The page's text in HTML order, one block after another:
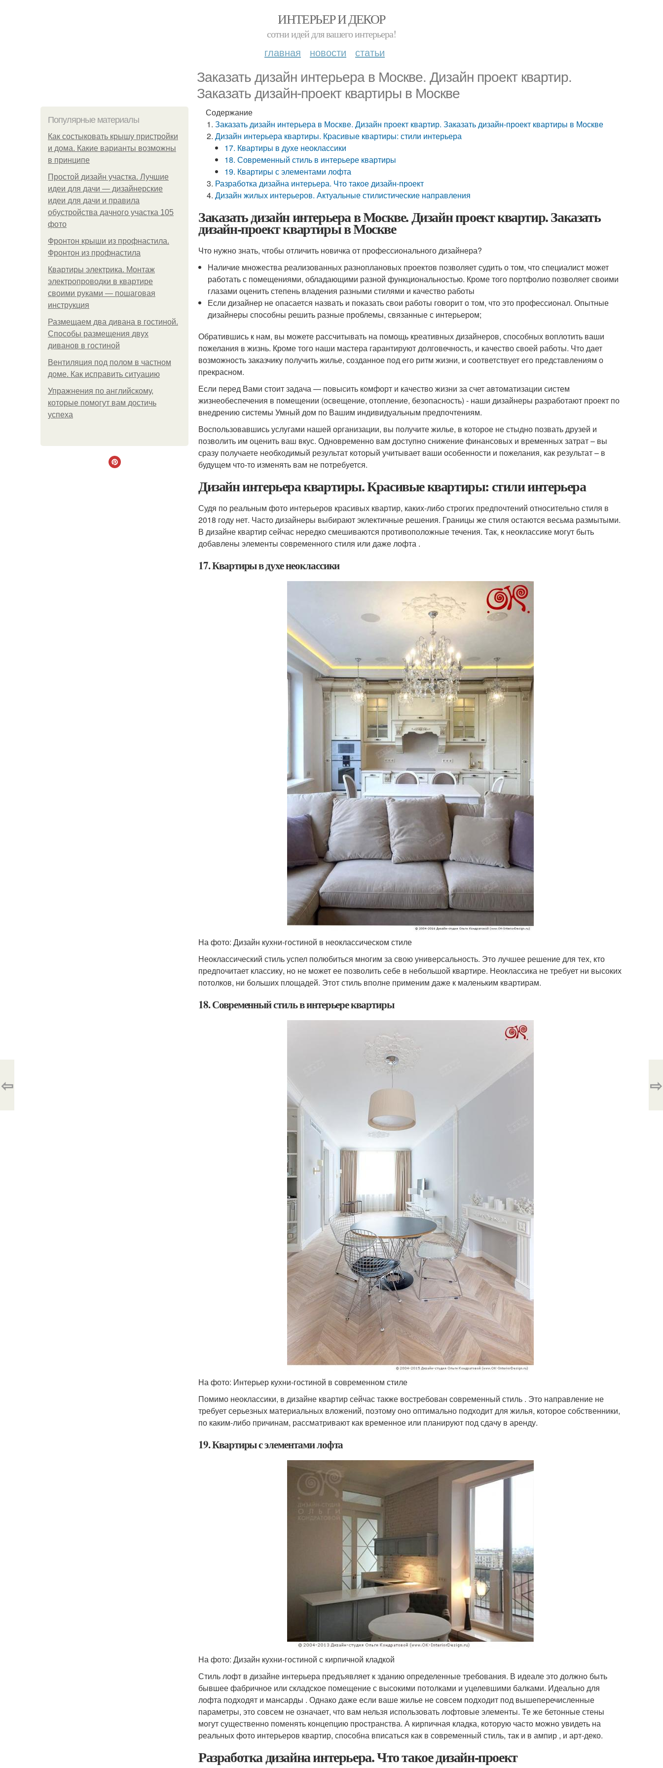
ИНТЕРЬЕР И ДЕКОР
сотни идей для вашего интерьера!
главная новости статьи
Заказать дизайн интерьера в Москве. Дизайн проект квартир.
Заказать дизайн-проект квартиры в Москве
Популярные материалы
Как состыковать крышу пристройки
и дома. Какие варианты возможны
в принципе
Простой дизайн участка. Лучшие
идеи для дачи — дизайнерские
идеи для дачи и правила
обустройства дачного участка 105
фото
Фронтон крыши из профнастила.
Фронтон из профнастила
Квартиры электрика. Монтаж
электропроводки в квартире
своими руками — пошаговая
инструкция
Размещаем два дивана в гостиной.
Способы размещения двух
диванов в гостиной
Вентиляция под полом в частном
доме. Как исправить ситуацию
Упражнения по английскому,
которые помогут вам достичь
успеха
Содержание
Заказать дизайн интерьера в Москве. Дизайн проект квартир. Заказать дизайн-проект квартиры в Москве
Дизайн интерьера квартиры. Красивые квартиры: стили интерьера
17. Квартиры в духе неоклассики
18. Современный стиль в интерьере квартиры
19. Квартиры с элементами лофта
Разработка дизайна интерьера. Что такое дизайн-проект
Дизайн жилых интерьеров. Актуальные стилистические направления
Заказать дизайн интерьера в Москве. Дизайн проект квартир. Заказать
дизайн-проект квартиры в Москве
Что нужно знать, чтобы отличить новичка от профессионального дизайнера?
Наличие множества реализованных разноплановых проектов позволяет судить о том, что специалист может
работать с помещениями, обладающими разной функциональностью. Кроме того портфолио позволяет своими
глазами оценить степень владения разными стилями и качество работы
Если дизайнер не опасается назвать и показать свои работы говорит о том, что это профессионал. Опытные
дизайнеры способны решить разные проблемы, связанные с интерьером;
Обратившись к нам, вы можете рассчитывать на помощь креативных дизайнеров, способных воплотить ваши
пожелания в жизнь. Кроме того наши мастера гарантируют долговечность, и качество своей работы. Что дает
возможность заказчику получить жилье, созданное под его ритм жизни, и соответствует его представлениям о
прекрасном.
Если перед Вами стоит задача — повысить комфорт и качество жизни за счет автоматизации систем
жизнеобеспечения в помещении (освещение, отопление, безопасность) - наши дизайнеры разработают проект по
внедрению системы Умный дом по Вашим индивидуальным предпочтениям.
Воспользовавшись услугами нашей организации, вы получите жилье, в которое не стыдно позвать друзей и
позволить им оценить ваш вкус. Одновременно вам доступно снижение финансовых и временных затрат – вы
сразу получаете необходимый результат который учитывает ваши особенности и пожелания, как результат – в
будущем что-то изменять вам не потребуется.
Дизайн интерьера квартиры. Красивые квартиры: стили интерьера
Судя по реальным фото интерьеров красивых квартир, каких-либо строгих предпочтений относительно стиля в
2018 году нет. Часто дизайнеры выбирают эклектичные решения. Границы же стиля остаются весьма размытыми.
В дизайне квартир сейчас нередко смешиваются противоположные течения. Так, к неоклассике могут быть
добавлены элементы современного стиля или даже лофта .
17. Квартиры в духе неоклассики
На фото: Дизайн кухни-гостиной в неоклассическом стиле
Неоклассический стиль успел полюбиться многим за свою универсальность. Это лучшее решение для тех, кто
предпочитает классику, но не может ее позволить себе в небольшой квартире. Неоклассика не требует ни высоких
потолков, ни больших площадей. Этот стиль вполне применим даже к маленьким квартирам.
18. Современный стиль в интерьере квартиры
На фото: Интерьер кухни-гостиной в современном стиле
Помимо неоклассики, в дизайне квартир сейчас также востребован современный стиль . Это направление не
требует серьезных материальных вложений, поэтому оно оптимально подходит для жилья, которое собственники,
по каким-либо причинам, рассматривают как временное или планируют под сдачу в аренду.
19. Квартиры с элементами лофта
На фото: Дизайн кухни-гостиной с кирпичной кладкой
Стиль лофт в дизайне интерьера предъявляет к зданию определенные требования. В идеале это должно быть
бывшее фабричное или складское помещение с высокими потолками и уцелевшими балками. Идеально для
лофта подходят и мансарды . Однако даже если ваше жилье не совсем подходит под вышеперечисленные
параметры, это совсем не означает, что вам нельзя использовать лофтовые элементы. Те же бетонные стены
могут существенно поменять концепцию пространства. А кирпичная кладка, которую часто можно увидеть на
реальных фото интерьеров квартир, способна вписаться как в современный стиль, так и в ампир , и арт-деко.
Разработка дизайна интерьера. Что такое дизайн-проект
⇦ ⇨